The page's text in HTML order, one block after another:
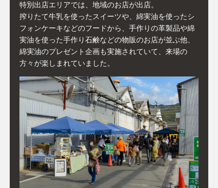
特別出店エリアでは、地域のお店が出店。
搾りたて牛乳を使ったスイーツや、綿実油を使ったシ
フォンケーキなどのフードから、手作りの革製品や綿
実油を使った手作り石鹸などの物販のお店が並ぶ他、
綿実油のプレゼント企画も実施されていて、来場の
方々が楽しまれていました。